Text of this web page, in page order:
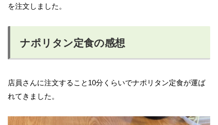
を注文しました。
ナポリタン定食の感想
店員さんに注文すること10分くらいでナポリタン定食が運ば
れてきました。